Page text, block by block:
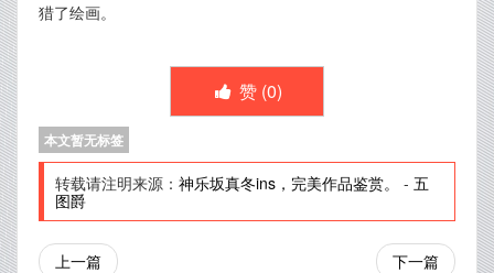
猎了绘画。
赞 (0)
本文暂无标签
转载请注明来源： 神乐坂真冬ins，完美作品鉴赏。 - 五
图爵
上一篇 下一篇